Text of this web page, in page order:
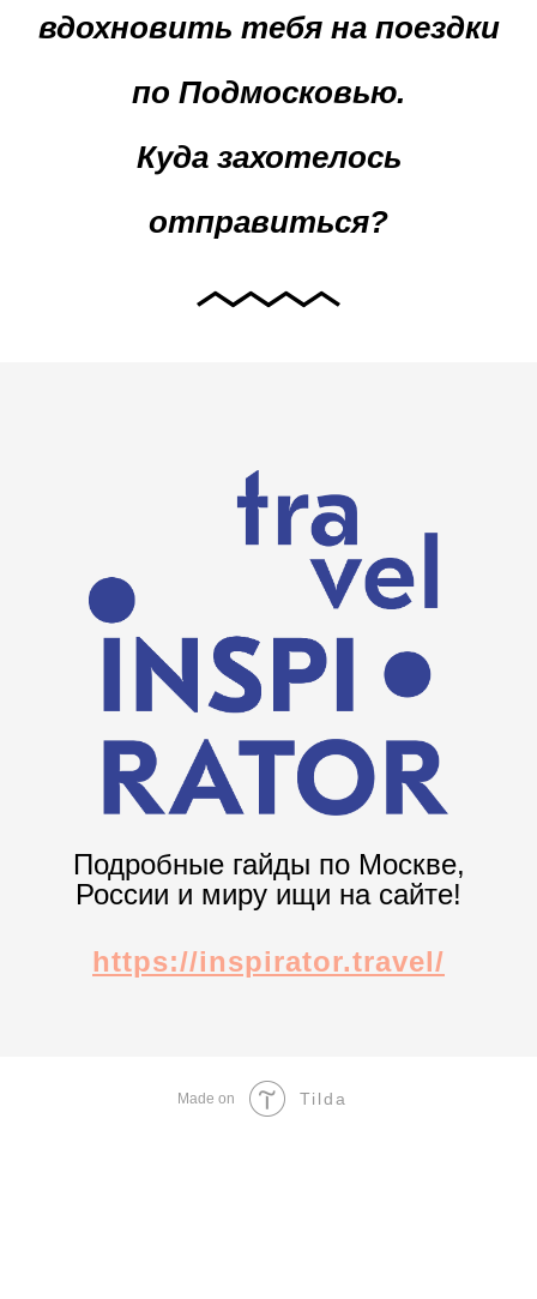
вдохновить тебя на поездки
по Подмосковью.
Куда захотелось
отправиться?
Подробные гайды по Москве,
России и миру ищи на сайте!
https://inspirator.travel/
Made on Tilda